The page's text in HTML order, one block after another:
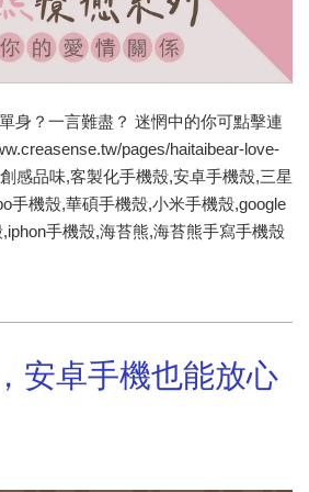
身？一言難盡？ 迷惘中的你可點擊連
pages/haitaibear-love-
感品味,客製化手機殼,安卓手機殼,三星
手機殼,華碩手機殼,小米手機殼,google
手機殼,海苔熊,海苔熊手寫手機殼
安卓手機也能放心